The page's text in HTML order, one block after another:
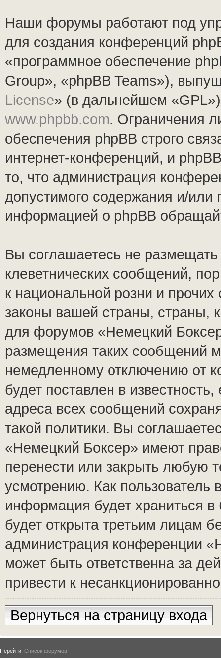
Наши форумы работают под
для создания конференций
«программное обеспечение
Group», «phpBB Teams»),
License» (в дальнейшем
www.phpbb.com. Ограничения
обеспечения phpBB строго
интернет-конференций, и
то, что администрация
допустимого содержания и/или
информацией о phpBB
Вы соглашаетесь не
клеветнических сообщений,
к национальной розни и
законы вашей страны, страны,
для форумов «Немецкий
размещения таких сообщений
немедленному отключению от
будет поставлен в
адреса всех сообщений
такой политики. Вы
«Немецкий Боксер» имеют
перенести или закрыть любую
усмотрению. Как пользователь
информация будет храниться
будет открыта третьим лицам
администрация конференции
может быть ответственна за
привести к
Вернуться на страницу входа
Перейти: Список форумов